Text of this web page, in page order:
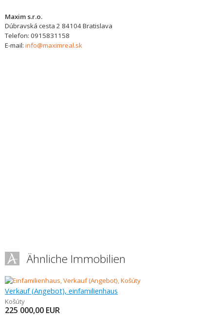
Maxim s.r.o.
Dúbravská cesta 2 84104Bratislava
Telefon: 0915831158
E-mail: info@maximreal.sk
Ähnliche Immobilien
Verkauf (Angebot), einfamilienhaus
Košúty
225 000,00 EUR